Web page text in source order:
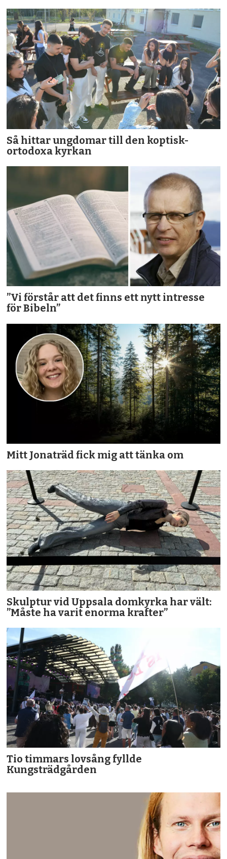
Så hittar ungdomar till den koptisk-
ortodoxa kyrkan
”Vi förstår att det finns ett nytt intresse
för Bibeln”
Mitt Jonaträd fick mig att tänka om
Skulptur vid Uppsala domkyrka har vält:
”Måste ha varit enorma krafter”
Tio timmars lovsång fyllde
Kungsträdgården